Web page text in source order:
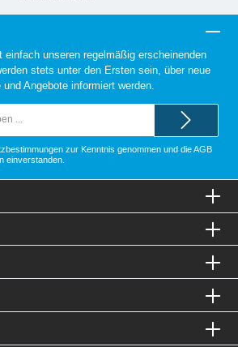
einfach unseren regelmäßig erscheinenden
stets unter den Ersten sein, über neue
und Angebote informiert werden.
zur Kenntnis genommen und dieAGB
einverstanden.